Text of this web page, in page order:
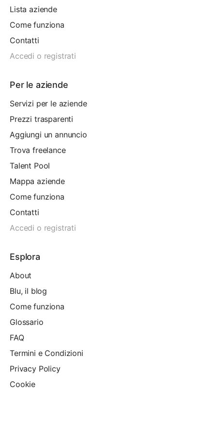
Lista aziende
Come funziona
Contatti
Accedi o registrati
Per le aziende
Servizi per le aziende
Prezzi trasparenti
Aggiungi un annuncio
Trova freelance
Talent Pool
Mappa aziende
Come funziona
Contatti
Accedi o registrati
Esplora
About
Blu, il blog
Come funziona
Glossario
FAQ
Termini e Condizioni
Privacy Policy
Cookie